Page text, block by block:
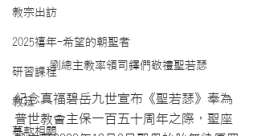
教宗出訪
2025禧年-希望的朝聖者
研習課程
教廷
募款相關
劉總主教率領司鐸們敬禮聖若瑟
紀念真福碧岳九世宣布《聖若瑟》奉為
普世教會主保一百五十周年之際，聖座